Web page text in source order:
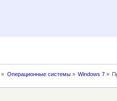
» Операционные системы» Windows 7»